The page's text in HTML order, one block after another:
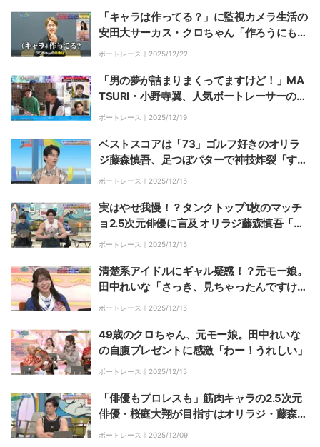
「キャラは作ってる？」に監視カメラ生活の
安田大サーカス・クロちゃん「作ろうにも作
れないですよ」
ボートレース｜ 2025/12/22
「男の夢が詰まりまくってますけど！」MA
TSURI・小野寺翼、人気ボートレーサーの別
荘に大興奮
ボートレース｜ 2025/12/19
ベストスコアは「73」ゴルフ好きのオリラ
ジ藤森慎吾、足つぼパターで神技炸裂「すご
すぎない？」
ボートレース｜ 2025/12/15
実はやせ我慢！？タンクトップ1枚のマッチ
ョ2.5次元俳優に言及 オリラジ藤森慎吾「マ
ッチョの方が寒いんだよ」
ボートレース｜ 2025/12/15
清楚系アイドルにギャル疑惑！？元モー娘。
田中れいな「さっき、見ちゃったんですけ
ど…」と収録前の仕草をモノマネ
ボートレース｜ 2025/12/15
49歳のクロちゃん、元モー娘。田中れいな
の自腹プレゼントに感激「わー！うれしい」
ボートレース｜ 2025/12/15
「俳優もプロレスも」筋肉キャラの2.5次元
俳優・桜庭大翔が目指すはオリラジ・藤森慎
吾も大ファンのハリウッドスター
ボートレース｜ 2025/12/09